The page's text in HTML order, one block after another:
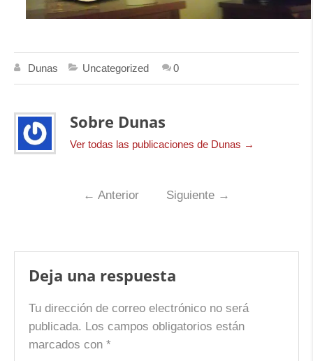
Dunas Uncategorized 0
Sobre Dunas
Ver todas las publicaciones de Dunas →
← Anterior Siguiente →
Deja una respuesta
Tu dirección de correo electrónico no será
publicada. Los campos obligatorios están
marcados con *